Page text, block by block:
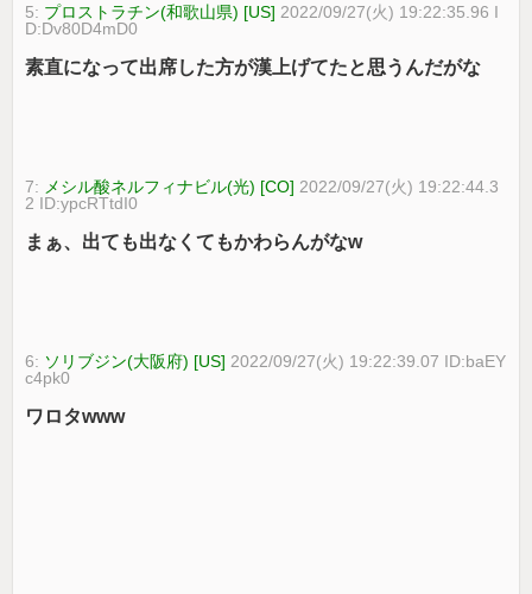
5: プロストラチン(和歌山県) [US] 2022/09/27(火) 19:22:35.96 I
D:Dv80D4mD0
素直になって出席した方が漢上げてたと思うんだがな
7: メシル酸ネルフィナビル(光) [CO] 2022/09/27(火) 19:22:44.3
2 ID:ypcRTtdI0
まぁ、出ても出なくてもかわらんがなw
6: ソリブジン(大阪府) [US] 2022/09/27(火) 19:22:39.07 ID:baEY
c4pk0
ワロタwww